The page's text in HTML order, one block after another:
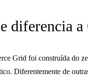
diferencia
Grid foi construída do
Diferentemente de